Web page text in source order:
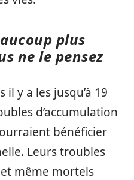
plus
ne le pensez
il y a les jusqu’à 19
d’accumulation
bénéficier
Leurs troubles
même mortels